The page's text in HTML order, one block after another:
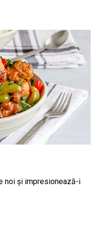
noi și impresionează-i